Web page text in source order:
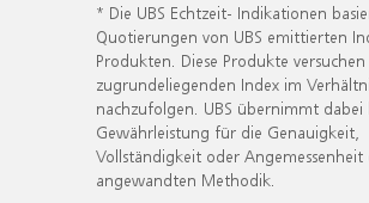
* Die UBS Echtzeit- Indikationen
Quotierungen von UBS emittierten
Produkten. Diese Produkte
zugrundeliegenden Index im
nachzufolgen. UBS übernimmt dabei
Gewährleistung für die Genauigkeit,
Vollständigkeit oder Angemessenheit
angewandten Methodik.